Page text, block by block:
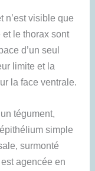
n’est visible que
et le thorax sont
d’un seul
limite et la
la face ventrale.
tégument,
simple
surmonté
agencée en